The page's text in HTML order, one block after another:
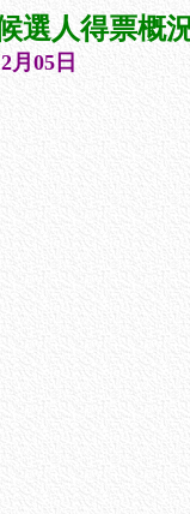
選人得票概
月05日